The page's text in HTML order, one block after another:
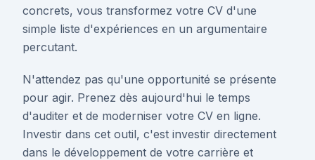
concrets, vous transformez votre CV d'une
simple liste d'expériences en un argumentaire
percutant.
N'attendez pas qu'une opportunité se présente
pour agir. Prenez dès aujourd'hui le temps
d'auditer et de moderniser votre CV en ligne.
Investir dans cet outil, c'est investir directement
dans le développement de votre carrière et